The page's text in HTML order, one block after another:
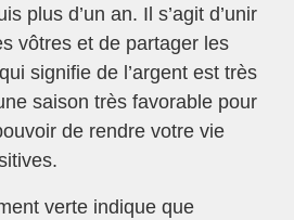
plus d’un an. Il s’agit d’unir
vôtres et de partager les
signifie de l’argent est très
saison très favorable pour
de rendre votre vie
verte indique que